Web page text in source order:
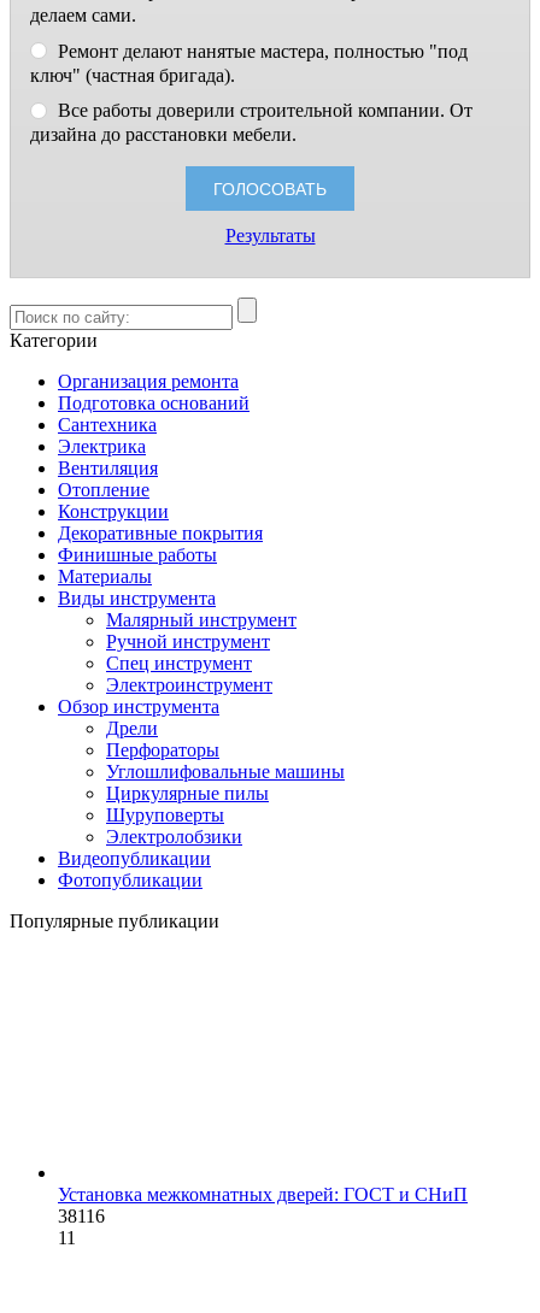
делаем сами.
Ремонт делают нанятые мастера, полностью "под
ключ" (частная бригада).
Все работы доверили строительной компании. От
дизайна до расстановки мебели.
Результаты
Категории
Организация ремонта
Подготовка оснований
Сантехника
Электрика
Вентиляция
Отопление
Конструкции
Декоративные покрытия
Финишные работы
Материалы
Виды инструмента
Малярный инструмент
Ручной инструмент
Спец инструмент
Электроинструмент
Обзор инструмента
Дрели
Перфораторы
Углошлифовальные машины
Циркулярные пилы
Шуруповерты
Электролобзики
Видеопубликации
Фотопубликации
Популярные публикации
Установка межкомнатных дверей: ГОСТ и СНиП
38116
11